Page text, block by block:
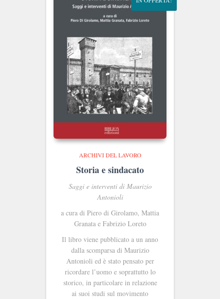
ARCHIVI DEL LAVORO
Storia e sindacato
Saggi e interventi di Maurizio
Antonioli
a cura di Piero di Girolamo, Mattia
Granata e Fabrizio Loreto
Il libro viene pubblicato a un anno
dalla scomparsa di Maurizio
Antonioli ed è stato pensato per
ricordare l’uomo e soprattutto lo
storico, in particolare in relazione
ai suoi studi sul movimento